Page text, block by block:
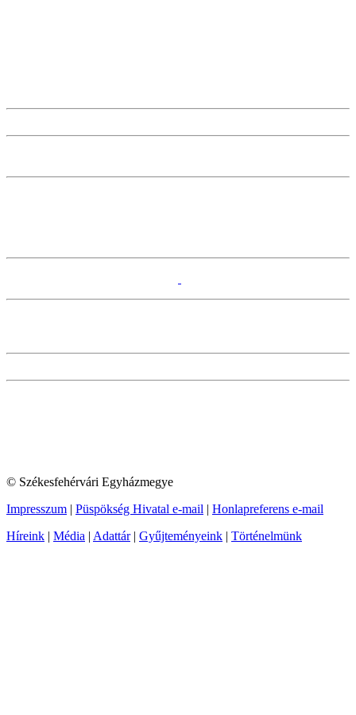
© Székesfehérvári Egyházmegye
Impresszum | Püspökség Hivatal e-mail | Honlapreferens e-mail
Híreink | Média | Adattár| Gyűjteményeink | Történelmünk